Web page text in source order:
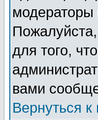
модераторы
для того,
вами
Вернуться к